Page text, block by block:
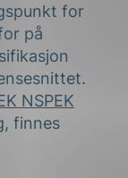
for
på
NSPEK
, finnes